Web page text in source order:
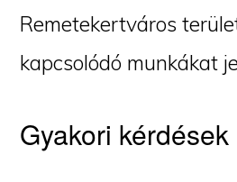
Remetekertváros
kapcsolódó munkákat
Gyakori kérdések